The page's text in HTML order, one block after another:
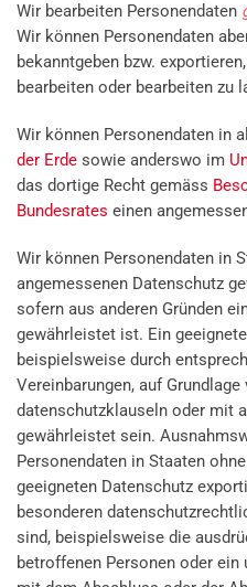
Wir bearbeiten Personendaten
Wir können Personendaten
bekanntgeben bzw.
bearbeiten oder bearbeiten zu
Wir können Personendaten in
der Erde sowie anderswo im
das dortige Recht gemäss
Bundesrates einen
Wir können Personendaten in
angemessenen Datenschutz
sofern aus anderen Gründen
gewährleistet ist. Ein
beispielsweise durch
Vereinbarungen, auf
datenschutzklauseln oder mit
gewährleistet sein.
Personendaten in Staaten
geeigneten Datenschutz
besonderen
sind, beispielsweise die
betroffenen Personen oder